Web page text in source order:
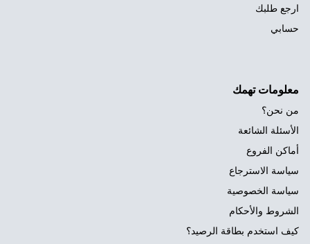
ارجع طلبك
حسابي
معلومات تهمك
من نحن؟
الأسئلة الشائعة
أماكن الفروع
سياسة الاسترجاع
سياسة الخصوصية
الشروط والأحكام
كيف استخدم بطاقة الرصيد؟